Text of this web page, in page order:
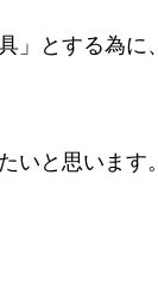
」とする為に、
いと思います。